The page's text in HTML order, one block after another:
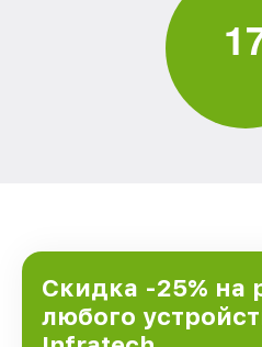
1
Скидка -25% на
любого